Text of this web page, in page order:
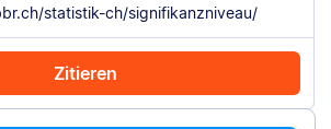
Zitieren